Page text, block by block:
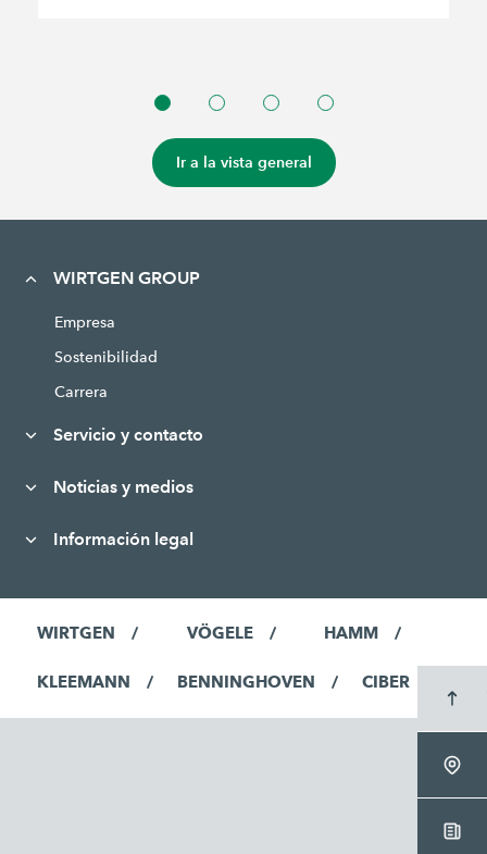
Ir a la vista general
WIRTGEN GROUP
Empresa
Sostenibilidad
Carrera
Servicio y contacto
Noticias y medios
Información legal
WIRTGEN VÖGELE HAMM
KLEEMANN BENNINGHOVEN CIBER